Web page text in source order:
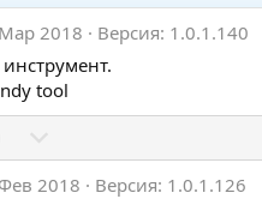
2018
Версия: 1.0.1.140
tool
е
г
2018 Версия: 1.0.1.126